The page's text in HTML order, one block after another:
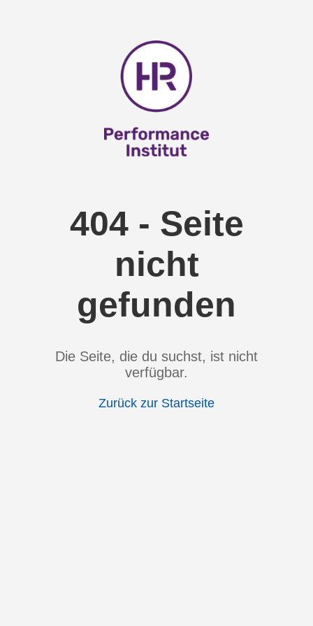
404 - Seite
nicht
gefunden
Die Seite, die du suchst, ist nicht
verfügbar.
Zurück zur Startseite